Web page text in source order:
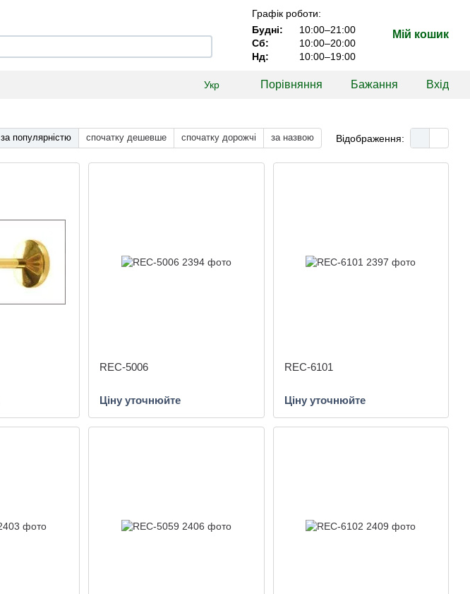
Графік роботи:
Будні:
10:00–21:00
Сб:
10:00–20:00
Нд:
10:00–19:00
Мій кошик
Укр Порівняння Бажання Вхід
за популярністю спочатку дешевше спочатку дорожчі за назвою Відображення:
REC-5006
Ціну уточнюйте
REC-6101
Ціну уточнюйте